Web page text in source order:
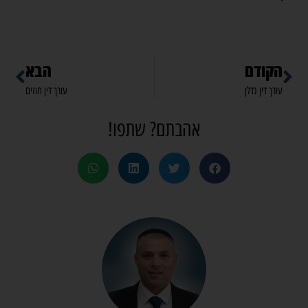
הקודם
עורך דין נדלן
הבא
עורך דין חוזים
אהבתם? שתפו!